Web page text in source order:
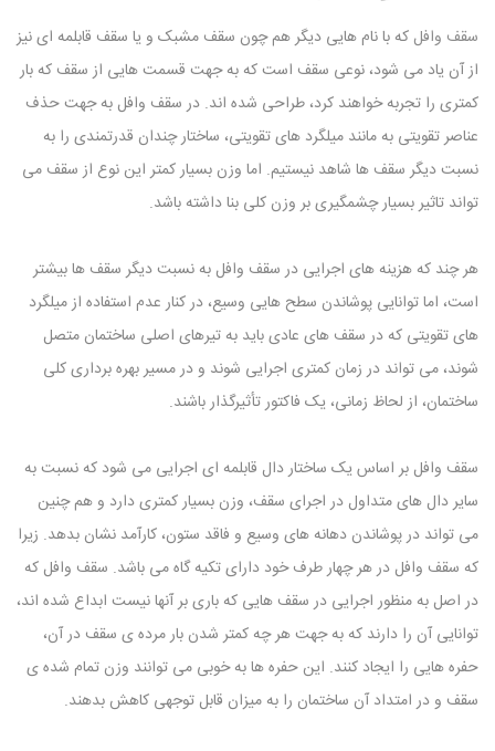
سقف وافل که با نام هایی دیگر هم چون سقف مشبک و یا سقف قابلمه ای نیز
از آن یاد می ‌شود، نوعی سقف است که به جهت قسمت هایی از سقف که بار
کمتری را تجربه خواهند کرد، طراحی شده اند. در سقف وافل به جهت حذف
عناصر تقویتی به مانند میلگرد های تقویتی، ساختار چندان قدرتمندی را به
نسبت دیگر سقف ها شاهد نیستیم. اما وزن بسیار کمتر این نوع از سقف می
تواند تاثیر بسیار چشمگیری بر وزن کلی بنا داشته باشد.
هر چند که هزینه های اجرایی در سقف وافل به نسبت دیگر سقف ها بیشتر
است، اما توانایی پوشاندن سطح هایی وسیع، در کنار عدم استفاده از میلگرد
های تقویتی که در سقف های عادی باید به تیرهای اصلی ساختمان متصل
شوند، می ‌تواند در زمان کمتری اجرایی شوند و در مسیر بهره برداری کلی
ساختمان، از لحاظ زمانی، یک فاکتور تأثیرگذار باشند.
سقف وافل بر اساس یک ساختار دال قابلمه ای اجرایی می‌ شود که نسبت به
سایر دال های متداول در اجرای سقف، وزن بسیار کمتری دارد و هم چنین
می تواند در پوشاندن دهانه های وسیع و فاقد ستون، کارآمد نشان بدهد. زیرا
که سقف وافل در هر چهار طرف خود دارای تکیه گاه می باشد. سقف وافل که
در اصل به منظور اجرایی در سقف هایی که باری بر آنها نیست ابداع شده اند،
توانایی آن را دارند که به جهت هر چه کمتر شدن بار مرده ی سقف در آن،
حفره هایی را ایجاد کنند. این حفره‌ ها به خوبی می توانند وزن تمام شده ی
سقف و در امتداد آن ساختمان را به میزان قابل توجهی کاهش بدهند.